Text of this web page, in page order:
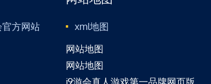
官方网站
xml地图
网站地图
网站地图
j9游会真人游戏第一品牌网页版